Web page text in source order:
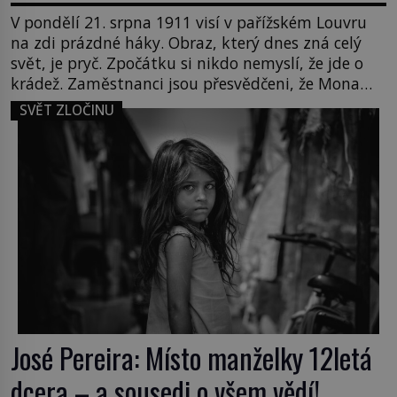
V pondělí 21. srpna 1911 visí v pařížském Louvru
na zdi prázdné háky. Obraz, který dnes zná celý
svět, je pryč. Zpočátku si nikdo nemyslí, že jde o
krádež. Zaměstnanci jsou přesvědčeni, že Mona
Lisa je jen v restaurátorské dílně nebo u fotografa.
Když se ukáže pravda, propukne jeden z největších
honů na zloděje v […]
SVĚT ZLOČINU
José Pereira: Místo manželky 12letá